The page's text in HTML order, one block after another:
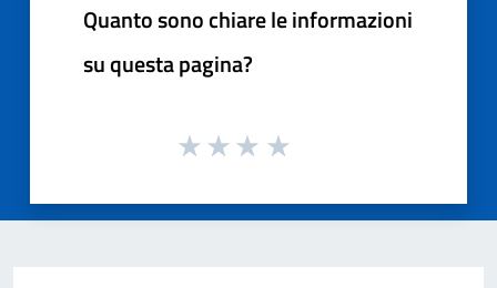
Quanto sono chiare le informazioni
su questa pagina?